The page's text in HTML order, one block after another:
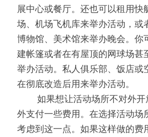
展中心或餐厅。还也可以租用快
场、机场飞机库来举办活动，或
博物馆、美术馆来举办晚会。你
建帐篷或者在有屋顶的网球场甚
举办活动。私人俱乐部、饭店或
在彻底改造后用来举办活动。
如果想让活动场所不对外
外支付一些费用。在选择活动场
考虑到这一点。如果这样做的费